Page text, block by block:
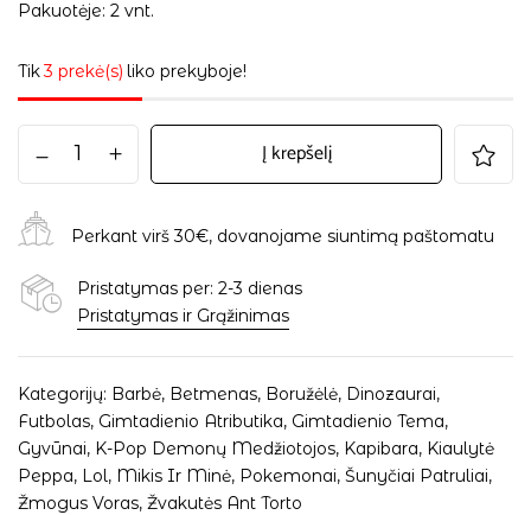
Pakuotėje: 2 vnt.
Tik3 prekė(s) liko prekyboje!
Į krepšelį
Perkant virš 30€, dovanojame siuntimą paštomatu
Pristatymas per: 2-3 dienas
Pristatymas ir Grąžinimas
Kategorijų: Barbė, Betmenas, Boružėlė, Dinozaurai,
Futbolas, Gimtadienio Atributika, Gimtadienio Tema,
Gyvūnai, K-Pop Demonų Medžiotojos, Kapibara, Kiaulytė
Peppa, Lol, Mikis Ir Minė, Pokemonai, Šunyčiai Patruliai,
Žmogus Voras, Žvakutės Ant Torto